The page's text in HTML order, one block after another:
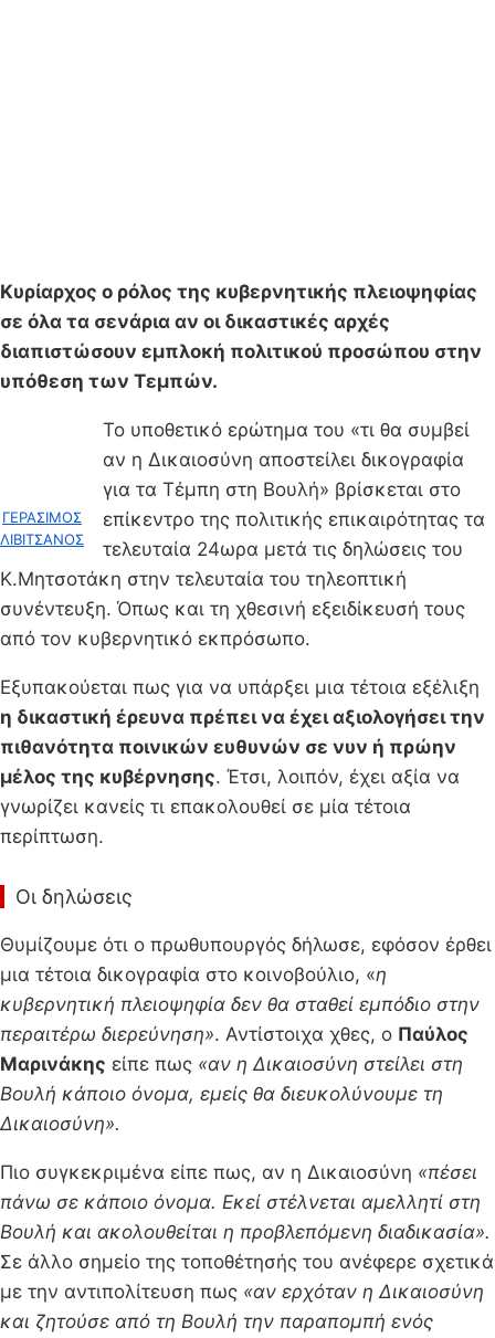
Κυρίαρχος ο ρόλος της κυβερνητικής πλειοψηφίας
σε όλα τα σενάρια αν οι δικαστικές αρχές
διαπιστώσουν εμπλοκή πολιτικού προσώπου στην
υπόθεση των Τεμπών.
ΓΕΡΑΣΙΜΟΣ
ΛΙΒΙΤΣΑΝΟΣ
Το υποθετικό ερώτημα του «τι θα συμβεί
αν η Δικαιοσύνη αποστείλει δικογραφία
για τα Τέμπη στη Βουλή» βρίσκεται στο
επίκεντρο της πολιτικής επικαιρότητας τα
τελευταία 24ωρα μετά τις δηλώσεις του
Κ.Μητσοτάκη στην τελευταία του τηλεοπτική
συνέντευξη. Όπως και τη χθεσινή εξειδίκευσή τους
από τον κυβερνητικό εκπρόσωπο.
Εξυπακούεται πως για να υπάρξει μια τέτοια εξέλιξη
η δικαστική έρευνα πρέπει να έχει αξιολογήσει την
πιθανότητα ποινικών ευθυνών σε νυν ή πρώην
μέλος της κυβέρνησης. Έτσι, λοιπόν, έχει αξία να
γνωρίζει κανείς τι επακολουθεί σε μία τέτοια
περίπτωση.
Οι δηλώσεις
Θυμίζουμε ότι ο πρωθυπουργός δήλωσε, εφόσον έρθει
μια τέτοια δικογραφία στο κοινοβούλιο, «η
κυβερνητική πλειοψηφία δεν θα σταθεί εμπόδιο στην
περαιτέρω διερεύνηση». Αντίστοιχα χθες, ο Παύλος
Μαρινάκης είπε πως «αν η Δικαιοσύνη στείλει στη
Βουλή κάποιο όνομα, εμείς θα διευκολύνουμε τη
Δικαιοσύνη».
Πιο συγκεκριμένα είπε πως, αν η Δικαιοσύνη «πέσει
πάνω σε κάποιο όνομα. Εκεί στέλνεται αμελλητί στη
Βουλή και ακολουθείται η προβλεπόμενη διαδικασία».
Σε άλλο σημείο της τοποθέτησής του ανέφερε σχετικά
με την αντιπολίτευση πως «αν ερχόταν η Δικαιοσύνη
και ζητούσε από τη Βουλή την παραπομπή ενός